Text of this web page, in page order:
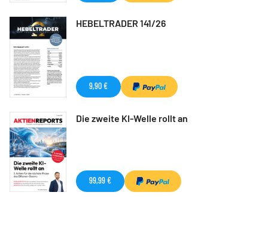
HEBELTRADER 141/26
9,90 €
Die zweite KI-Welle rollt an
99,99 €